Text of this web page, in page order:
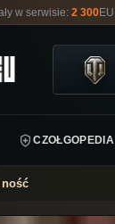
w serwisie: 2 300EU
CZOŁGOPEDIA